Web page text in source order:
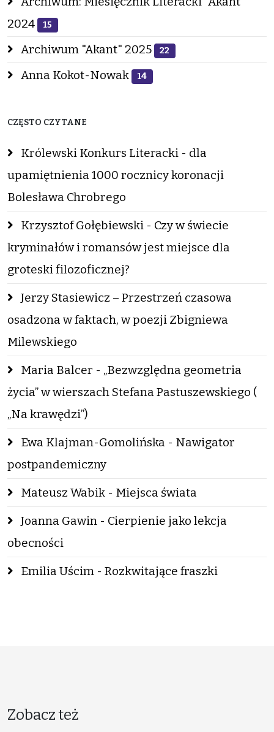
2024
15
Archiwum "Akant" 2025 22
Anna Kokot-Nowak 14
CZĘSTO CZYTANE
Królewski Konkurs Literacki - dla
upamiętnienia 1000 rocznicy koronacji
Bolesława Chrobrego
Krzysztof Gołębiewski - Czy w świecie
kryminałów i romansów jest miejsce dla
groteski filozoficznej?
Jerzy Stasiewicz – Przestrzeń czasowa
osadzona w faktach, w poezji Zbigniewa
Milewskiego
Maria Balcer - „Bezwzględna geometria
życia” w wierszach Stefana Pastuszewskiego (
„Na krawędzi”)
Ewa Klajman-Gomolińska - Nawigator
postpandemiczny
Mateusz Wabik - Miejsca świata
Joanna Gawin - Cierpienie jako lekcja
obecności
Emilia Uścim - Rozkwitające fraszki
Zobacz też